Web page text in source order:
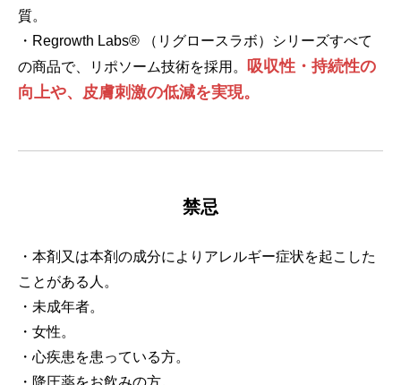
質。
・Regrowth Labs® （リグロースラボ）シリーズすべて
の商品で、リポソーム技術を採用。
吸収性・持続性の
向上や、皮膚刺激の低減を実現。
禁忌
・本剤又は本剤の成分によりアレルギー症状を起こした
ことがある人。
・未成年者。
・女性。
・心疾患を患っている方。
・降圧薬をお飲みの方。